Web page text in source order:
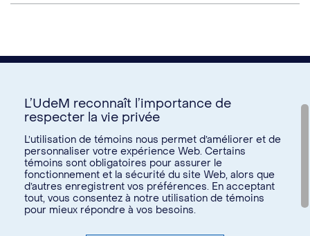
Nous joindre
Voir tous les liens
Calendrier de la vie étudiante
Ateliers culturels
Expérience étudiante
L’UdeM reconnaît l’importance de
respecter la vie privée
L’utilisation de témoins nous permet d’améliorer et de
personnaliser votre expérience Web. Certains
témoins sont obligatoires pour assurer le
fonctionnement et la sécurité du site Web, alors que
d’autres enregistrent vos préférences. En acceptant
tout, vous consentez à notre utilisation de témoins
pour mieux répondre à vos besoins.